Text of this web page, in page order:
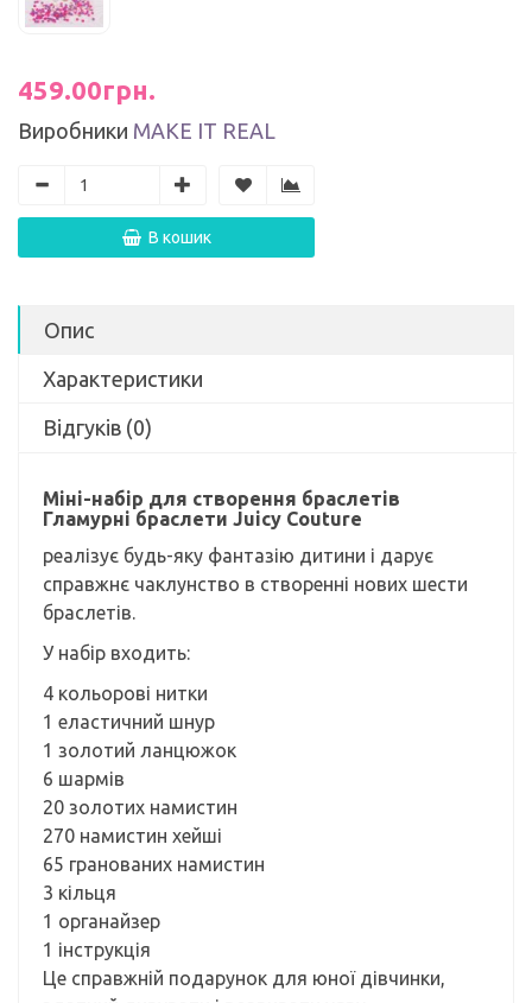
459.00грн.
Виробники MAKE IT REAL
В кошик
Опис
Характеристики
Відгуків (0)
Міні-набір для створення браслетів
Гламурні браслети Juicy Couture
реалізує будь-яку фантазію дитини і дарує
справжнє чаклунство в створенні нових шести
браслетів.
У набір входить:
4 кольорові нитки
1 еластичний шнур
1 золотий ланцюжок
6 шармів
20 золотих намистин
270 намистин хейші
65 гранованих намистин
3 кільця
1 органайзер
1 інструкція
Це справжній подарунок для юної дівчинки,